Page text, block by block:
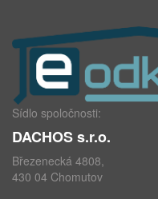
Sídlo spoločnosti:
DACHOS s.r.o.
Březenecká 4808,
430 04 Chomutov